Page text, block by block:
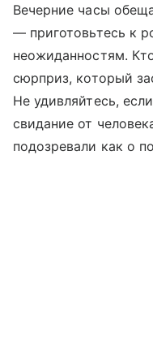
Вечерние часы
— приготовьтесь к
неожиданностям.
сюрприз, который
Не удивляйтесь,
свидание от
подозревали как о